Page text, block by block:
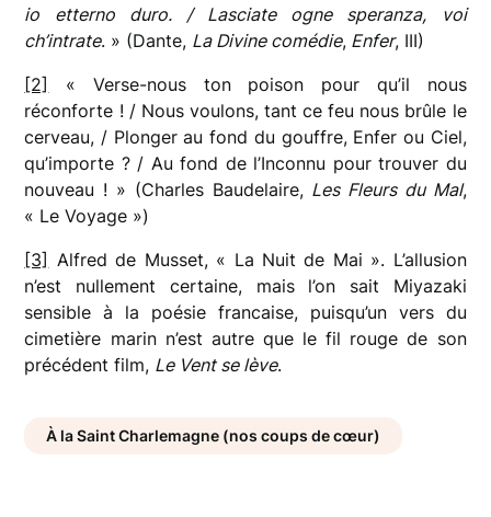
io etterno duro. / Lasciate ogne speranza, voi
ch’intrate. » (Dante, La Divine comédie, Enfer, III)
[2]
« Verse-nous ton poison pour qu’il nous
réconforte ! / Nous voulons, tant ce feu nous brûle le
cerveau, / Plonger au fond du gouffre, Enfer ou Ciel,
qu’importe ? / Au fond de l’Inconnu pour trouver du
nouveau ! » (Charles Baudelaire, Les Fleurs du Mal,
« Le Voyage »)
[3] Alfred de Musset, « La Nuit de Mai ». L’allusion
n’est nullement certaine, mais l’on sait Miyazaki
sensible à la poésie francaise, puisqu’un vers du
cimetière marin n’est autre que le fil rouge de son
précédent film, Le Vent se lève.
À la Saint Charlemagne (nos coups de cœur)